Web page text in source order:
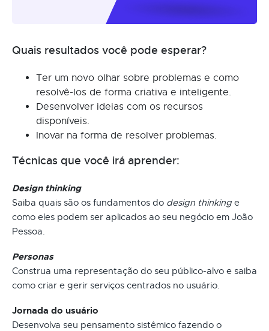
Quais resultados você pode esperar?
Ter um novo olhar sobre problemas e como
resolvê-los de forma criativa e inteligente.
Desenvolver ideias com os recursos
disponíveis.
Inovar na forma de resolver problemas.
Técnicas que você irá aprender:
Design thinking
Saiba quais são os fundamentos do design thinking e
como eles podem ser aplicados ao seu negócio em João
Pessoa.
Personas
Construa uma representação do seu público-alvo e saiba
como criar e gerir serviços centrados no usuário.
Jornada do usuário
Desenvolva seu pensamento sistêmico fazendo o